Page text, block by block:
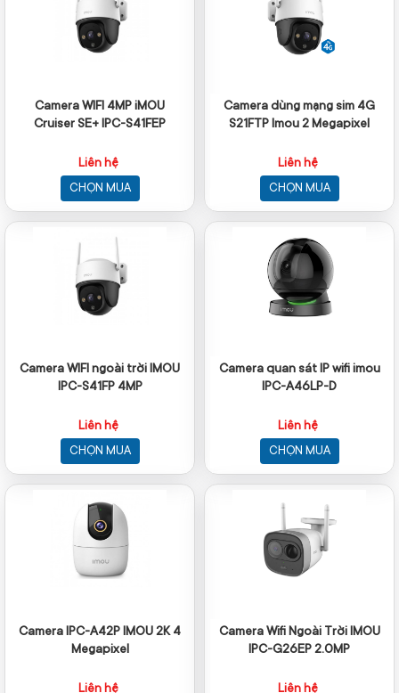
Camera WIFI 4MP iMOU
Cruiser SE+ IPC-S41FEP
Liên hệ
CHỌN MUA
Camera dùng mạng sim 4G
S21FTP Imou 2 Megapixel
Liên hệ
CHỌN MUA
Camera WIFI ngoài trời IMOU
IPC-S41FP 4MP
Liên hệ
CHỌN MUA
Camera quan sát IP wifi imou
IPC-A46LP-D
Liên hệ
CHỌN MUA
Camera IPC-A42P IMOU 2K 4
Megapixel
Liên hệ
Camera Wifi Ngoài Trời IMOU
IPC-G26EP 2.0MP
Liên hệ